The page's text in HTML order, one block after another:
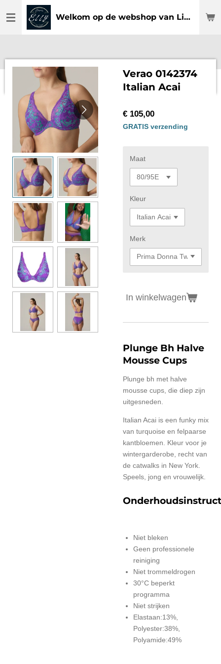
direct
Welkom op de webshop van Lingerie Elly
Verao 0142374
Italian Acai
€ 105,00
GRATIS verzending
Maat
Kleur
Merk
In winkelwagen
Plunge Bh Halve
Mousse Cups
Plunge bh met halve
mousse cups, die diep zijn
uitgesneden.
Italian Acai is een funky mix
van turquoise en felpaarse
kantbloemen. Kleur voor je
wintergarderobe, recht van
de catwalks in New York.
Speels, jong en vrouwelijk.
Niet bleken
Geen professionele
reiniging
Niet trommeldrogen
30°C beperkt
programma
Niet strijken
Elastaan:13%,
Polyester:38%,
Polyamide:49%